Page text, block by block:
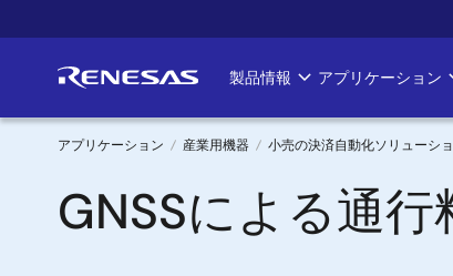
イ
ン
Main
navigation
製品情報 アプリケーション
パ
ン
アプリケーション 産業用機器 小売の決済自動化ソリューシ
GNSSによる通